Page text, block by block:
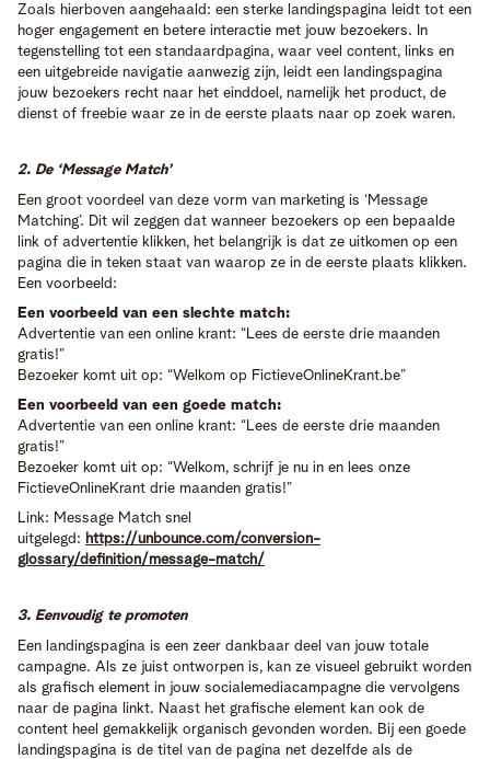
Zoals hierboven aangehaald: een sterke landingspagina leidt tot een
hoger engagement en betere interactie met jouw bezoekers. In
tegenstelling tot een standaardpagina, waar veel content, links en
een uitgebreide navigatie aanwezig zijn, leidt een landingspagina
jouw bezoekers recht naar het einddoel, namelijk het product, de
dienst of freebie waar ze in de eerste plaats naar op zoek waren.
2. De ‘Message Match’
Een groot voordeel van deze vorm van marketing is ‘Message
Matching’. Dit wil zeggen dat wanneer bezoekers op een bepaalde
link of advertentie klikken, het belangrijk is dat ze uitkomen op een
pagina die in teken staat van waarop ze in de eerste plaats klikken.
Een voorbeeld:
Een voorbeeld van een slechte match:
Advertentie van een online krant: “Lees de eerste drie maanden
gratis!”
Bezoeker komt uit op: “Welkom op FictieveOnlineKrant.be”
Een voorbeeld van een goede match:
Advertentie van een online krant: “Lees de eerste drie maanden
gratis!”
Bezoeker komt uit op: “Welkom, schrijf je nu in en lees onze
FictieveOnlineKrant drie maanden gratis!”
Link: Message Match snel
uitgelegd: https://unbounce.com/conversion-
glossary/definition/message-match/
3. Eenvoudig te promoten
Een landingspagina is een zeer dankbaar deel van jouw totale
campagne. Als ze juist ontworpen is, kan ze visueel gebruikt worden
als grafisch element in jouw socialemediacampagne die vervolgens
naar de pagina linkt. Naast het grafische element kan ook de
content heel gemakkelijk organisch gevonden worden. Bij een goede
landingspagina is de titel van de pagina net dezelfde als de